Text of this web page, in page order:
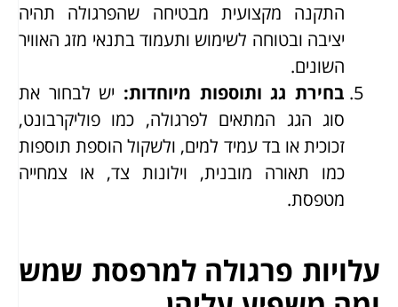
התקנה מקצועית מבטיחה שהפרגולה תהיה
יציבה ובטוחה לשימוש ותעמוד בתנאי מזג האוויר
השונים.
בחירת גג ותוספות מיוחדות: יש לבחור את
סוג הגג המתאים לפרגולה, כמו פוליקרבונט,
זכוכית או בד עמיד למים, ולשקול הוספת תוספות
כמו תאורה מובנית, וילונות צד, או צמחייה
מטפסת.
עלויות פרגולה למרפסת שמש